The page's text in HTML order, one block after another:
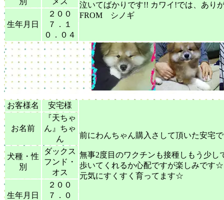
泣いてばかりです!! カワイ!では、あり
FROM シノギ
生年月日
２００
７．１
０．０４
お客様名 安宅様
前にわんちゃん購入さして頂いた安宅
無事2度目のワクチンも接種しもう少し
歩いてくれるか心配ですが楽しみです☆
元気にすくすく育ってます☆
お名前
『天ちゃ
ん』ちゃ
ん
犬種・性
別
ダックス
フンド・
オス
生年月日
２００
７．０